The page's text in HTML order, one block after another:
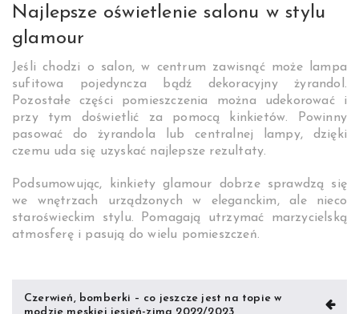
Najlepsze oświetleniesalonu w stylu
glamour
Jeśli chodzi o salon, w centrum zawisnąć może
lampa
sufitowa pojedyncza
bądź dekoracyjny żyrandol.
Pozostałe części pomieszczenia można udekorować i
przy tym doświetlić za pomocą kinkietów. Powinny
pasować do żyrandola lub centralnej lampy, dzięki
czemu uda się uzyskać najlepsze rezultaty.
Podsumowując, kinkiety glamour dobrze sprawdzą się
we wnętrzach urządzonych w eleganckim, ale nieco
staroświeckim stylu. Pomagają utrzymać marzycielską
atmosferę i pasują do wielu pomieszczeń.
Nawigacja
Czerwień, bomberki – co jeszcze jest na topie w